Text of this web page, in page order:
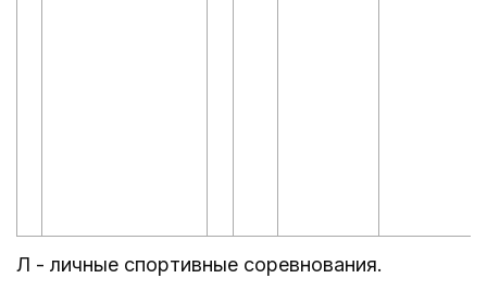
Л - личные спортивные соревнования.